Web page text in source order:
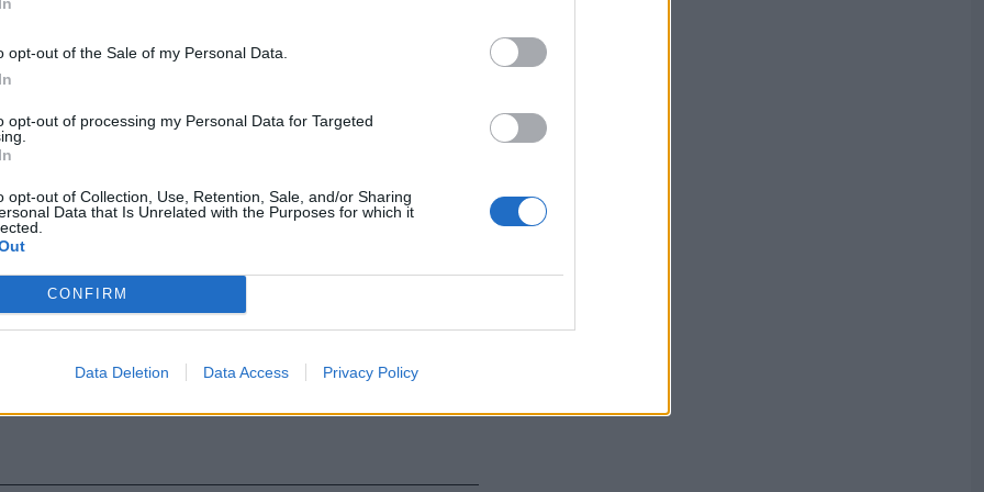
opt-out of the Sale of my Personal Data.
opt-out of processing my Personal Data for Targeted
opt-out of Collection, Use, Retention, Sale, and/or Sharing
Data that Is Unrelated with the Purposes for which it
CONFIRM
Data Deletion Data Access Privacy Policy
hektárnyi földön gazdálkodnak, és
saját terményeiket helyben dolgozzák
leves | Repeta
hűsítő kovászos uborkaleves a nyári napok
meglepetése.